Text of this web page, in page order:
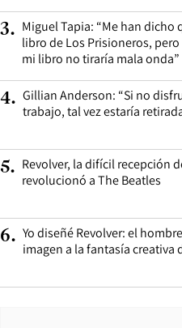
3. Miguel Tapia: “Me han dicho
libro de Los Prisioneros,
mi libro no tiraría mala onda”
4. Gillian Anderson: “Si no
trabajo, tal vez estaría
5. Revolver, la difícil recepción
revolucionó a The Beatles
6. Yo diseñé Revolver: el
imagen a la fantasía creativa